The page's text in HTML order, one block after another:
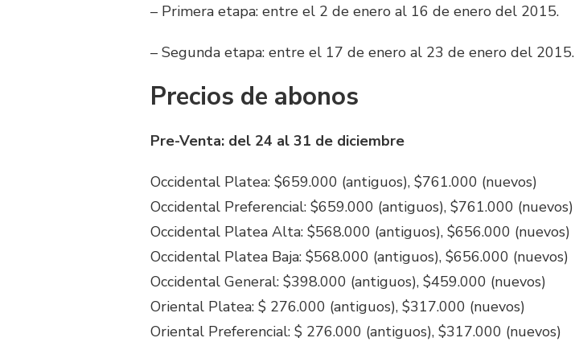
– Primera etapa: entre el 2 de enero al 16 de enero del 2015.
– Segunda etapa: entre el 17 de enero al 23 de enero del 2015.
Precios de abonos
Pre-Venta: del 24 al 31 de diciembre
Occidental Platea: $659.000 (antiguos), $761.000 (nuevos)
Occidental Preferencial: $659.000 (antiguos), $761.000 (nuevos)
Occidental Platea Alta: $568.000 (antiguos), $656.000 (nuevos)
Occidental Platea Baja: $568.000 (antiguos), $656.000 (nuevos)
Occidental General: $398.000 (antiguos), $459.000 (nuevos)
Oriental Platea: $ 276.000 (antiguos), $317.000 (nuevos)
Oriental Preferencial: $ 276.000 (antiguos), $317.000 (nuevos)